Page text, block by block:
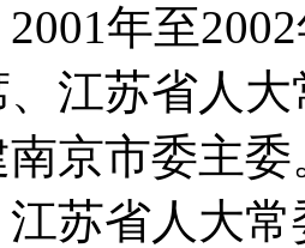
年至
江苏省人
京市委主
苏省人大